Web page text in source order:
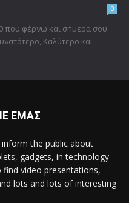
0
που φέρνω και σήμερα σου
Καλύτερο και
ΕΜΑΣ
the public about
gadgets, in technology
find video presentations,
lots and lots of interesting